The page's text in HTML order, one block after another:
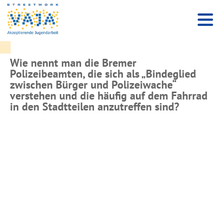
Wie nennt man die Bremer
Polizeibeamten, die sich als „Bindeglied
zwischen Bürger und Polizeiwache“
verstehen und die häufig auf dem Fahrrad
in den Stadtteilen anzutreffen sind?